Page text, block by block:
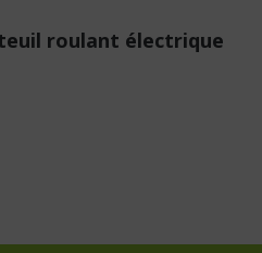
roulant électrique